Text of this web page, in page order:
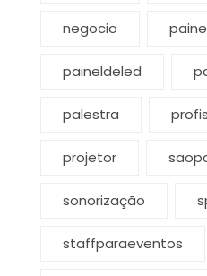
negocio
paineldeled
palestra
projetor
sonorização
staffparaeventos